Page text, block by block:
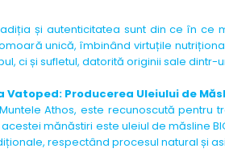
și autenticitatea sunt din ce în ce
unică, îmbinând virtuțile
ci și sufletul, datorită originii sale dintr-
Producerea Uleiului de
Athos, este recunoscută
mănăstiri este uleiul de măsline
respectând procesul natural și